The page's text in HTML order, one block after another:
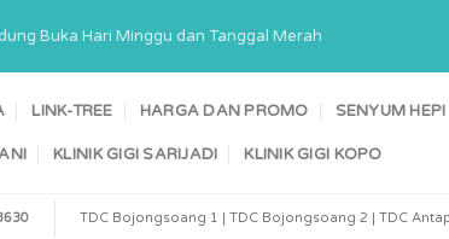
Buka Hari Minggu dan Tanggal Merah
LINK-TREE HARGA DAN PROMO SENYUM HEPI
KLINIK GIGI SARIJADI KLINIK GIGI KOPO
TDC Bojongsoang 1 | TDC Bojongsoang 2 | TDC